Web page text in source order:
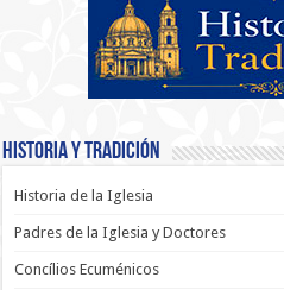
Historia y Tradición
Historia de la Iglesia
Padres de la Iglesia y Doctores
Concílios Ecuménicos